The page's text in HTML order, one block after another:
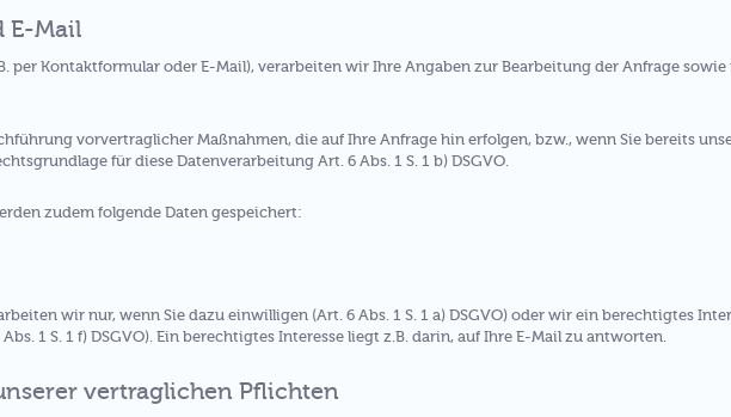
E-Mail
per Kontaktformular oder E-Mail), verarbeiten wir Ihre Angaben zur Bearbeitung der Anfrage sowie
vorvertraglicher Maßnahmen, die auf Ihre Anfrage hin erfolgen, bzw., wenn Sie bereits
für diese Datenverarbeitung Art. 6 Abs. 1 S. 1 b) DSGVO.
zudem folgende Daten gespeichert:
wir nur, wenn Sie dazu einwilligen (Art. 6 Abs. 1 S. 1 a) DSGVO) oder wir ein berechtigtes
1 S. 1 f) DSGVO). Ein berechtigtes Interesse liegt z.B. darin, auf Ihre E-Mail zu antworten.
vertraglichen Pflichten